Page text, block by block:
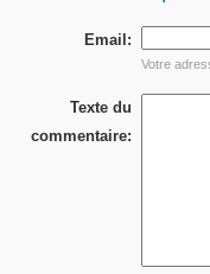
Email:
Votre
Texte du
commentaire: